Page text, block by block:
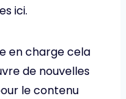
ici.
en charge cela
de nouvelles
le contenu